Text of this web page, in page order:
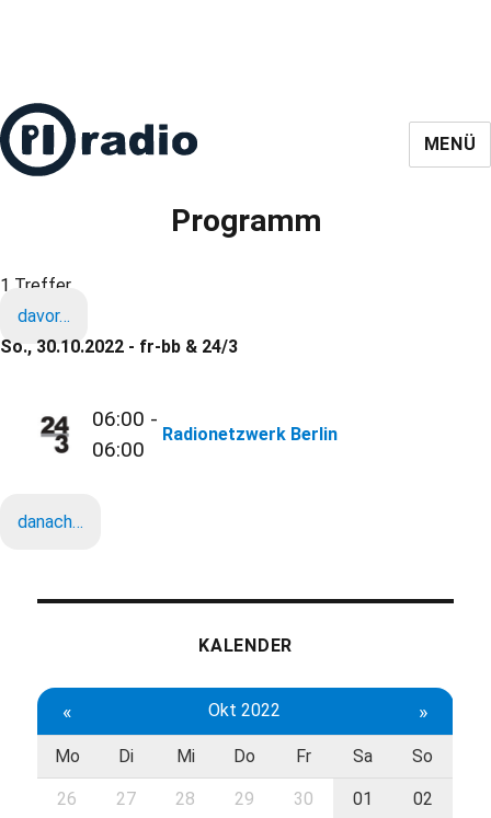
MENÜ
Programm
1 Treffer
davor…
So., 30.10.2022 - fr-bb & 24/3
06:00 -
06:00
Radionetzwerk Berlin
danach…
KALENDER
« Okt 2022 »
Mo Di Mi Do Fr Sa So
26 27 28 29 30 01 02